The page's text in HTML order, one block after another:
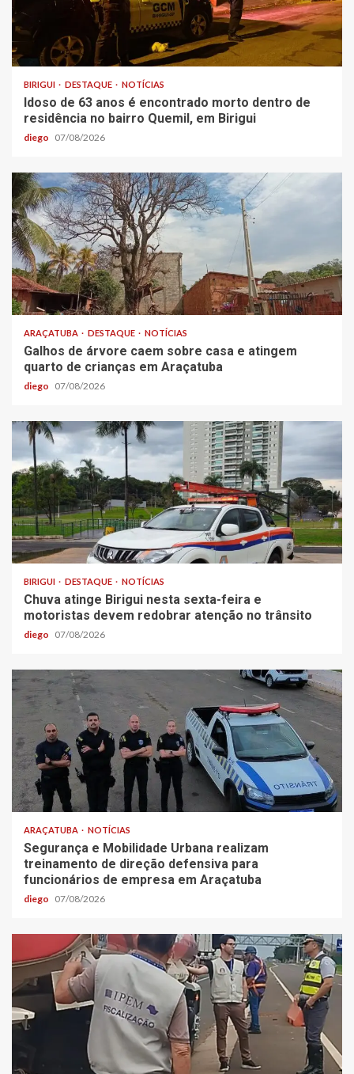
BIRIGUI DESTAQUE NOTÍCIAS
Idoso de 63 anos é encontrado morto dentro de
residência no bairro Quemil, em Birigui
diego 07/08/2026
ARAÇATUBA DESTAQUE NOTÍCIAS
Galhos de árvore caem sobre casa e atingem
quarto de crianças em Araçatuba
diego 07/08/2026
BIRIGUI DESTAQUE NOTÍCIAS
Chuva atinge Birigui nesta sexta-feira e
motoristas devem redobrar atenção no trânsito
diego 07/08/2026
ARAÇATUBA NOTÍCIAS
Segurança e Mobilidade Urbana realizam
treinamento de direção defensiva para
funcionários de empresa em Araçatuba
diego 07/08/2026